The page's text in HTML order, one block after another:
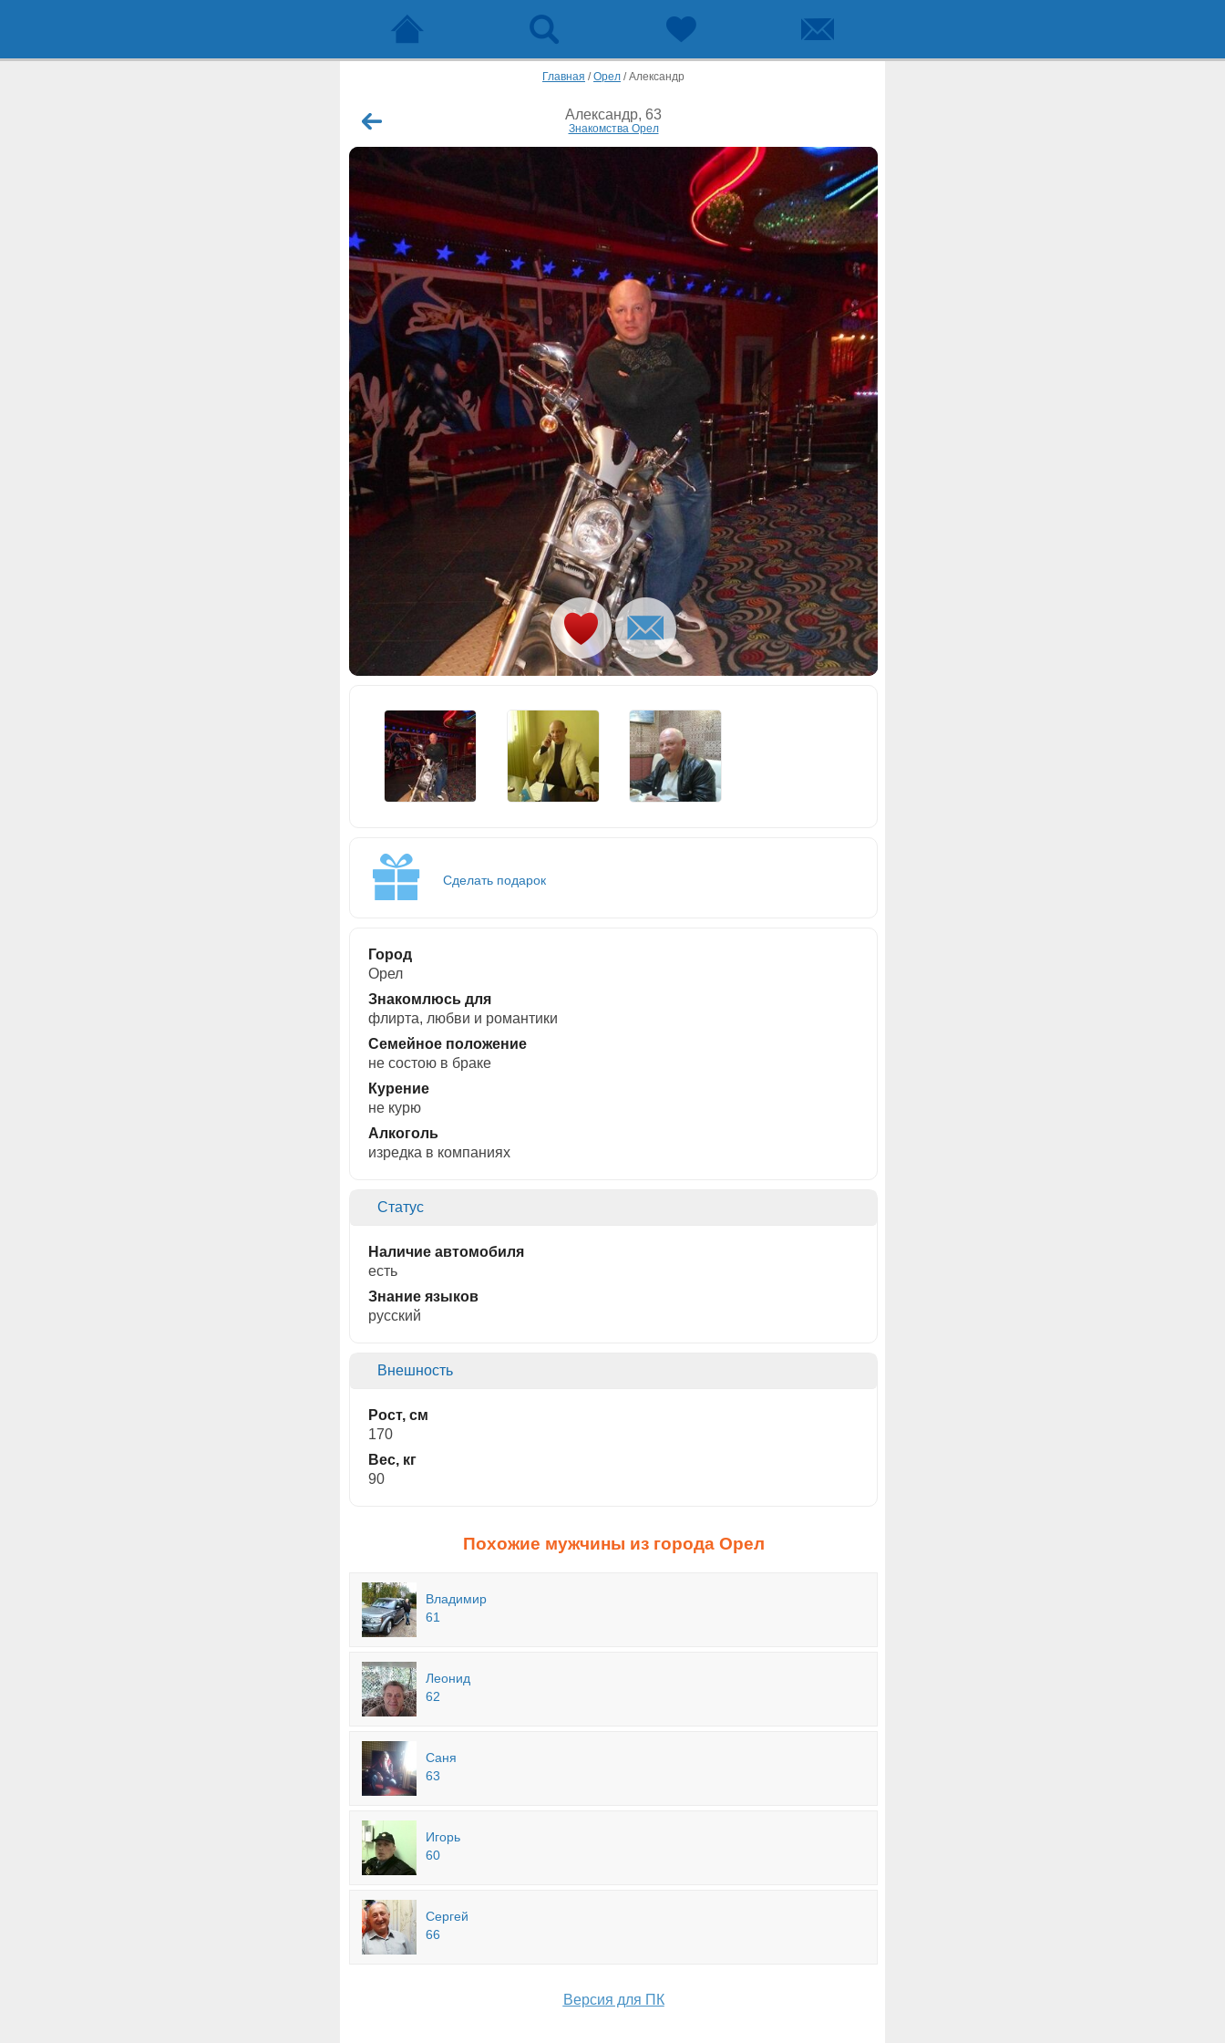
Главная /Орел /Александр
Александр, 63
Знакомства Орел
Сделать подарок
Город
Орел
Знакомлюсь для
флирта, любви и романтики
Семейное положение
не состою в браке
Курение
не курю
Алкоголь
изредка в компаниях
Статус
Наличие автомобиля
есть
Знание языков
русский
Внешность
Рост, см
170
Вес, кг
90
Похожие мужчины из города Орел
Владимир
61
Леонид
62
Саня
63
Игорь
60
Сергей
66
Версия для ПК